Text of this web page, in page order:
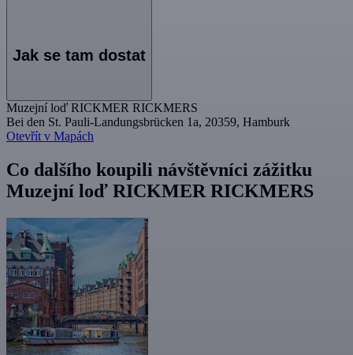
Jak se tam dostat
Muzejní loď RICKMER RICKMERS
Bei den St. Pauli-Landungsbrücken 1a, 20359, Hamburk
Otevřít v Mapách
Co dalšího koupili návštěvníci zážitku
Muzejní loď RICKMER RICKMERS